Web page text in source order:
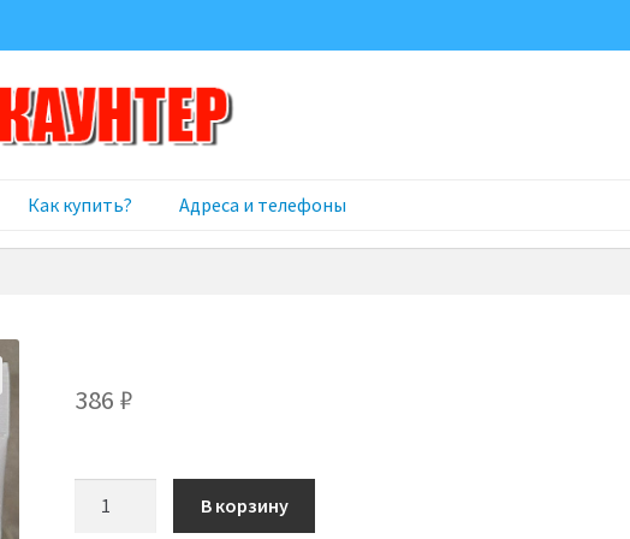
Как купить? Адреса и телефоны
386₽
В корзину